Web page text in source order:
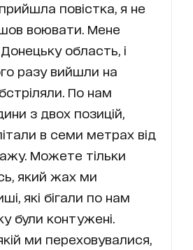
повістка, я не
воювати. Мене
область, і
разу вийшли на
По нам
з двох позицій,
в семи метрах від
Можете тільки
який жах ми
які бігали по нам
були контужені.
ми переховувалися,